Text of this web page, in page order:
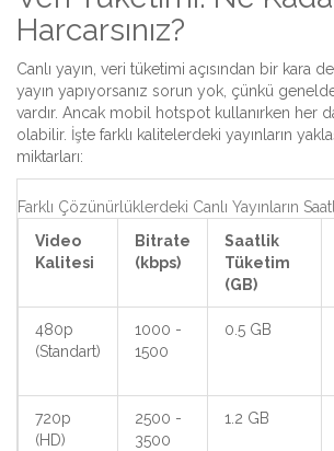
Harcarsınız?
Canlı yayın, veri tüketimi açısından bir kara
yayın yapıyorsanız sorun yok, çünkü
vardır. Ancak mobil hotspot kullanırken her
olabilir. İşte farklı kalitelerdeki yayınların
miktarları:
Farklı Çözünürlüklerdeki Canlı Yayınların
Video
Kalitesi
Bitrate
(kbps)
Saatlik
Tüketim
(GB)
480p
(Standart)
1000 -
1500
0.5 GB
720p
(HD)
2500 -
3500
1.2 GB